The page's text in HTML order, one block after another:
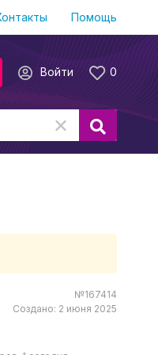
Помощь
0
Войти
№167414
Создано: 2 июня 2025